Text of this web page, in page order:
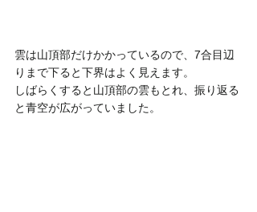
雲は山頂部だけかかっているので、7合目辺
りまで下ると下界はよく見えます。
しばらくすると山頂部の雲もとれ、振り返る
と青空が広がっていました。